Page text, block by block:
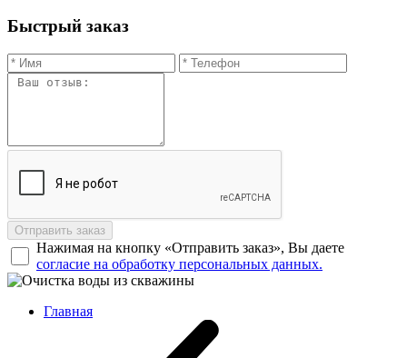
Быстрый заказ
Отправить заказ
Нажимая на кнопку «Отправить заказ», Вы даете
согласие на обработку персональных данных.
Главная